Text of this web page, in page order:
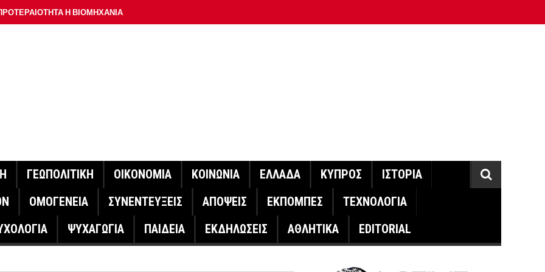
Η ΒΙΟΜΗΧΑΝΙΑ
Η ΠΛΑΤΦΟΡΜΑ
ΣΑΝ ΣΗΜΕΡΑ
Ο ΜΗΤΣΟΤΑΚΗΣ ΓΙΑ ΤΟΥΣ ΠΥΡΟΠΛΗΚΤΟΥΣ
ΕΡΕΥΝΗΤΗΣ ΣΤΗ ΔΑΝΙΑ ΣΧΕΔΙΑΖΕΙ DRONE ΓΙΑ ΤΗ
ΓΕΩΠΟΛΙΤΙΚΗ ΟΙΚΟΝΟΜΙΑ ΚΟΙΝΩΝΙΑ ΕΛΛΑΔΑ ΚΥΠΡΟΣ
ΙΣΤΟΡΙΑ
ΟΜΟΓΕΝΕΙΑ ΣΥΝΕΝΤΕΥΞΕΙΣ ΑΠΟΨΕΙΣ ΕΚΠΟΜΠΕΣ
ΤΕΧΝΟΛΟΓΙΑ
ΨΥΧΑΓΩΓΙΑ ΠΑΙΔΕΙΑ ΕΚΔΗΛΩΣΕΙΣ ΑΘΛΗΤΙΚΑ EDITORIAL